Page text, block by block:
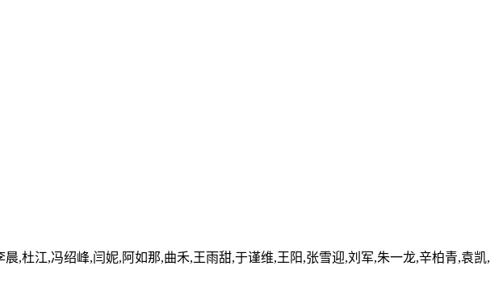
,杜江,冯绍峰,闫妮,阿如那,曲禾,王雨甜,于谨维,王阳,张雪迎,刘军,朱一龙,辛柏青,袁凯,